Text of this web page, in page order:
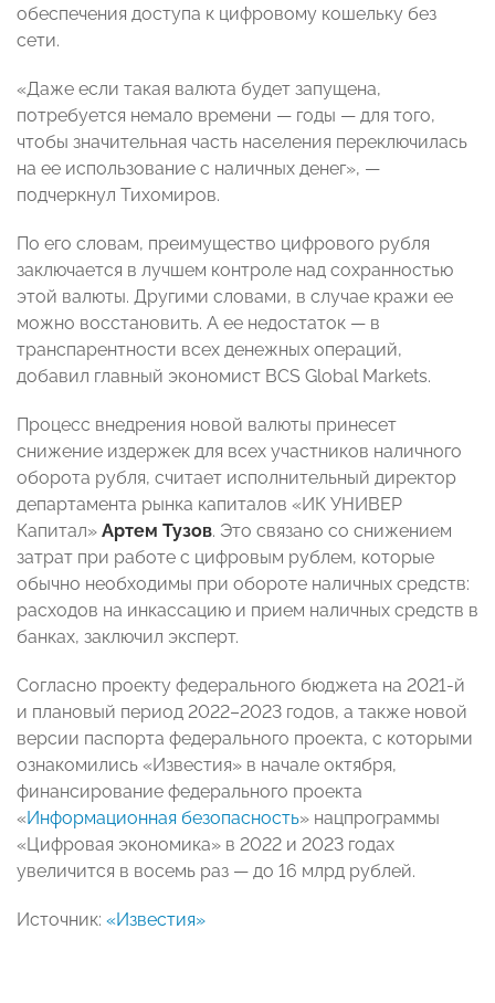
обеспечения доступа к цифровому кошельку без
сети.
«Даже если такая валюта будет запущена,
потребуется немало времени — годы — для того,
чтобы значительная часть населения переключилась
на ее использование с наличных денег», —
подчеркнул Тихомиров.
По его словам, преимущество цифрового рубля
заключается в лучшем контроле над сохранностью
этой валюты. Другими словами, в случае кражи ее
можно восстановить. А ее недостаток — в
транспарентности всех денежных операций,
добавил главный экономист BCS Global Markets.
Процесс внедрения новой валюты принесет
снижение издержек для всех участников наличного
оборота рубля, считает исполнительный директор
департамента рынка капиталов «ИК УНИВЕР
Капитал» Артем Тузов. Это связано со снижением
затрат при работе с цифровым рублем, которые
обычно необходимы при обороте наличных средств:
расходов на инкассацию и прием наличных средств в
банках, заключил эксперт.
Согласно проекту федерального бюджета на 2021-й
и плановый период 2022–2023 годов, а также новой
версии паспорта федерального проекта, с которыми
ознакомились «Известия» в начале октября,
финансирование федерального проекта
«Информационная безопасность» нацпрограммы
«Цифровая экономика» в 2022 и 2023 годах
увеличится в восемь раз — до 16 млрд рублей.
Источник: «Известия»